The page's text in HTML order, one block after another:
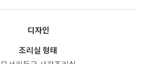
디자인
조리실 형태